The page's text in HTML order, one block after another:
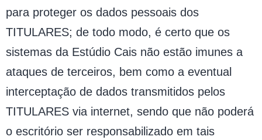
para proteger os dados pessoais dos
TITULARES; de todo modo, é certo que os
sistemas da Estúdio Cais não estão imunes a
ataques de terceiros, bem como a eventual
interceptação de dados transmitidos pelos
TITULARES via internet, sendo que não poderá
o escritório ser responsabilizado em tais